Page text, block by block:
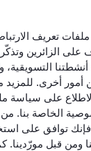
تعريف
على الزائرين
التسويقية،
أمور أخرى.
على سياسة
الخاصة بنا. من
فإنك توافق على
ومن قبل مورّدينا.